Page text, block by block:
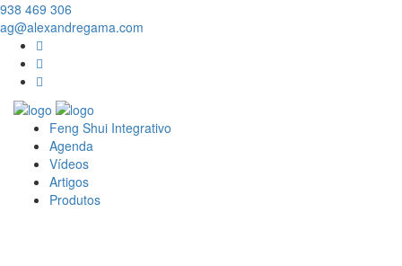
938 469 306
ag@alexandregama.com
Feng Shui Integrativo
Agenda
Vídeos
Artigos
Produtos